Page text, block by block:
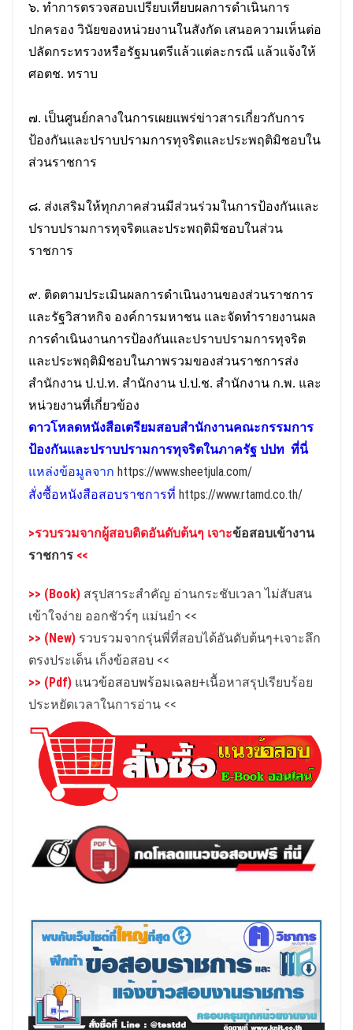
๖. ทำการตรวจสอบเปรียบเทียบผลการดำเนินการ
ปกครอง วินัยของหน่วยงานในสังกัด เสนอความเห็นต่อ
ปลัดกระทรวงหรือรัฐมนตรีแล้วแต่ละกรณี แล้วแจ้งให้
ศอตช. ทราบ
๗. เป็นศูนย์กลางในการเผยแพร่ข่าวสารเกี่ยวกับการ
ป้องกันและปราบปรามการทุจริตและประพฤติมิชอบใน
ส่วนราชการ
๘. ส่งเสริมให้ทุกภาคส่วนมีส่วนร่วมในการป้องกันและ
ปราบปรามการทุจริตและประพฤติมิชอบในส่วน
ราชการ
๙. ติดตามประเมินผลการดำเนินงานของส่วนราชการ
และรัฐวิสาหกิจ องค์การมหาชน และจัดทำรายงานผล
การดำเนินงานการป้องกันและปราบปรามการทุจริต
และประพฤติมิชอบในภาพรวมของส่วนราชการส่ง
สำนักงาน ป.ป.ท. สำนักงาน ป.ป.ช. สำนักงาน ก.พ. และ
หน่วยงานที่เกี่ยวข้อง
ดาวโหลดหนังสือเตรียมสอบสำนักงานคณะกรรมการ
ป้องกันและปราบปรามการทุจริตในภาครัฐ ปปท ที่นี่
แหล่งข้อมูลจาก https://www.sheetjula.com/
สั่งซื้อหนังสือสอบราชการที่ https://www.rtamd.co.th/
>รวบรวมจากผู้สอบติดอันดับต้นๆ เจาะข้อสอบเข้างาน
ราชการ <<
>> (Book) สรุปสาระสำคัญ อ่านกระชับเวลา ไม่สับสน
เข้าใจง่าย ออกชัวร์ๆ แม่นยำ <<
>> (New) รวบรวมจากรุ่นพี่ที่สอบได้อันดับต้นๆ+เจาะลึก
ตรงประเด็น เก็งข้อสอบ <<
>> (Pdf) แนวข้อสอบพร้อมเฉลย+เนื้อหาสรุปเรียบร้อย
ประหยัดเวลาในการอ่าน <<